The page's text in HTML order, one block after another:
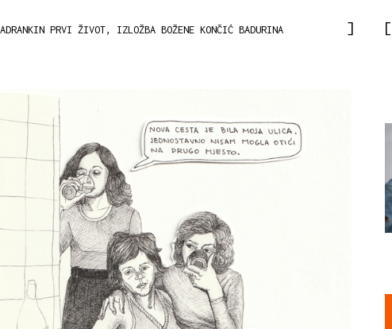
PRVI ŽIVOT, IZLOŽBA BOŽENE KONČIĆ BADURINA